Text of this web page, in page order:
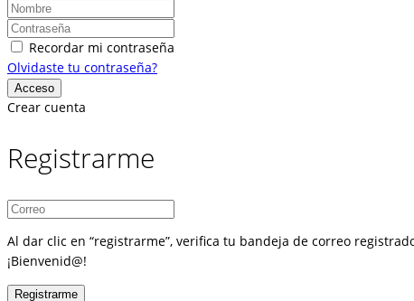
Recordar mi contraseña
Olvidaste tu contraseña?
Crear cuenta
Registrarme
Al dar clic en “registrarme”, verifica tu bandeja de correo
¡Bienvenid@!